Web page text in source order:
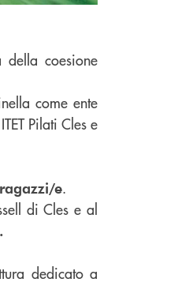
coesione
come ente
Pilati Cles e
e.
di Cles e al
dedicato a